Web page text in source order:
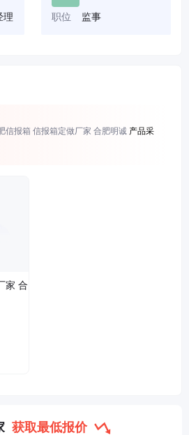
理 职位 监事
信报箱 信报箱定做厂家 合肥明诚 产品采
家 合
获取最低报价